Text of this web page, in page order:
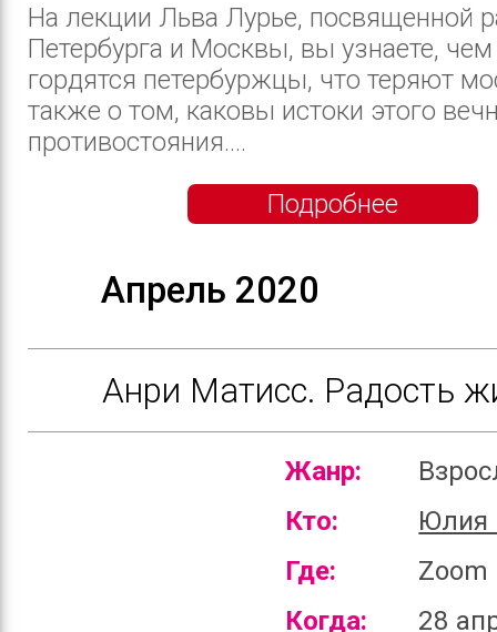
На лекции Льва Лурье, посвященной
Петербурга и Москвы, вы узнаете, чем
гордятся петербуржцы, что теряют
также о том, каковы истоки этого
противостояния....
Подробнее
Апрель 2020
Анри Матисс. Радость
Жанр:
Кто:
Юлия
Где:
Zoom
Когда:
28